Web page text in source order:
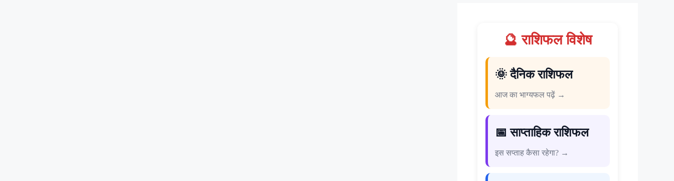
🔮 राशिफल विशेष
🌞 दैनिक राशिफल
आज का भाग्यफल पढ़ें →
📅 साप्ताहिक राशिफल
इस सप्ताह कैसा रहेगा? →